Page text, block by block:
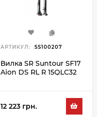
АРТИКУЛ: SS100207
Вилка SR Suntour SF17
Aion DS RL R 15QLC32
12 223 грн.